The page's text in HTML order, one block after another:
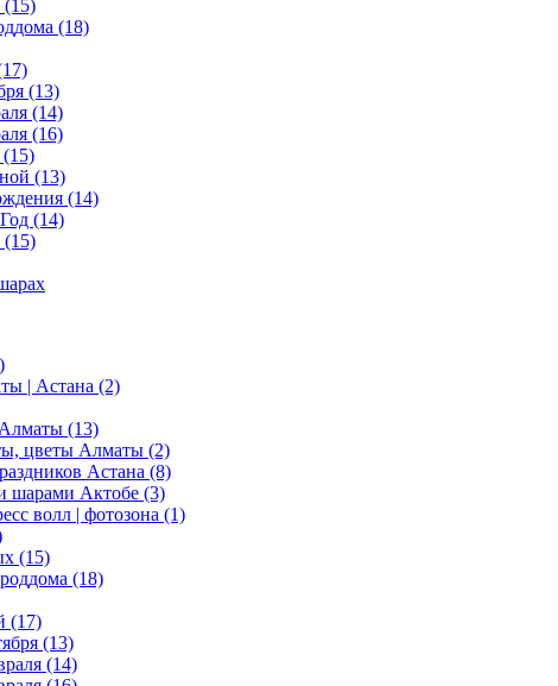
(18)
(13)
(14)
(16)
(13)
(14)
(14)
(15)
| Астана (2)
(13)
цветы Алматы (2)
Астана (8)
шарами Актобе (3)
волл | фотозона (1)
(15)
(18)
(17)
(13)
(14)